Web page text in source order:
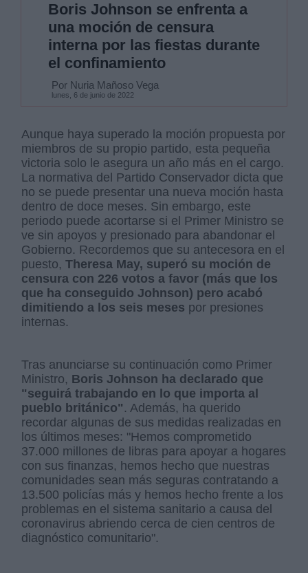
Boris Johnson se enfrenta a
una moción de censura
interna por las fiestas durante
el confinamiento
Por Nuria Mañoso Vega
lunes, 6 de junio de 2022
Aunque haya superado la moción propuesta por
miembros de su propio partido, esta pequeña
victoria solo le asegura un año más en el cargo.
La normativa del Partido Conservador dicta que
no se puede presentar una nueva moción hasta
dentro de doce meses. Sin embargo, este
periodo puede acortarse si el Primer Ministro se
ve sin apoyos y presionado para abandonar el
Gobierno. Recordemos que su antecesora en el
puesto,Theresa May, superó su moción de
censura con 226 votos a favor (más que los
que ha conseguido Johnson) pero acabó
dimitiendo a los seis meses por presiones
internas.
Tras anunciarse su continuación como Primer
Ministro, Boris Johnson ha declarado que
"seguirá trabajando en lo que importa al
pueblo británico" . Además, ha querido
recordar algunas de sus medidas realizadas en
los últimos meses: "Hemos comprometido
37.000 millones de libras para apoyar a hogares
con sus finanzas, hemos hecho que nuestras
comunidades sean más seguras contratando a
13.500 policías más y hemos hecho frente a los
problemas en el sistema sanitario a causa del
coronavirus abriendo cerca de cien centros de
diagnóstico comunitario".